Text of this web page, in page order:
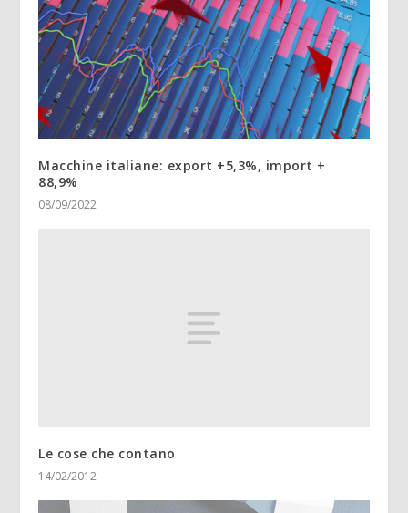
Macchine italiane: export +5,3%, import +
88,9%
08/09/2022
Le cose che contano
14/02/2012